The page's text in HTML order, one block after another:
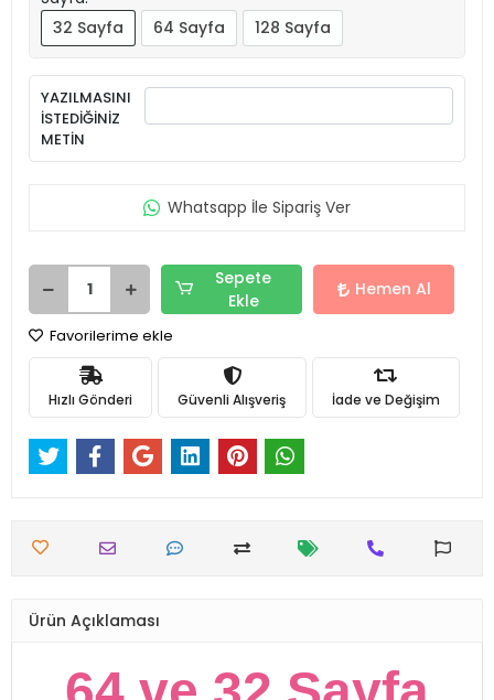
32 Sayfa
64 Sayfa 128 Sayfa
YAZILMASINI
İSTEDİĞİNİZ
METİN
Whatsapp İle Sipariş Ver
Sepete
Ekle
Hemen Al
Favorilerime ekle
Hızlı Gönderi Güvenli Alışveriş İade ve Değişim
Ürün Açıklaması